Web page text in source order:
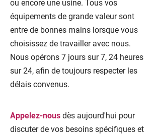
ou encore une usine. Tous vos
équipements de grande valeur sont
entre de bonnes mains lorsque vous
choisissez de travailler avec nous.
Nous opérons 7 jours sur 7, 24 heures
sur 24, afin de toujours respecter les
délais convenus.
Appelez-nous dès aujourd'hui pour
discuter de vos besoins spécifiques et